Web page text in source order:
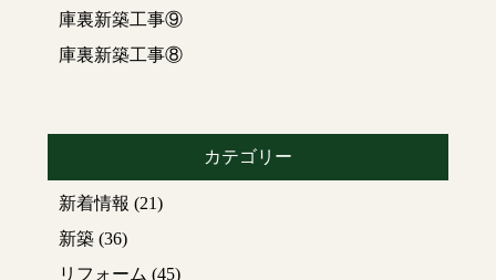
庫裏新築工事⑨
庫裏新築工事⑧
カテゴリー
新着情報 (21)
新築(36)
リフォーム (45)